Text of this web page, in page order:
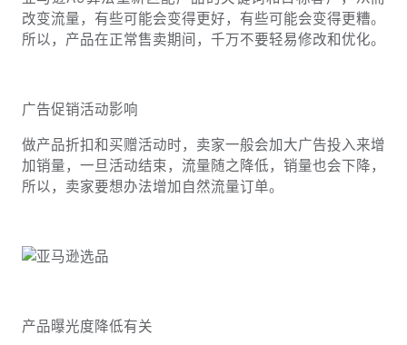
改变流量，有些可能会变得更好，有些可能会变得更糟。
所以，产品在正常售卖期间，千万不要轻易修改和优化。
广告促销活动影响
做产品折扣和买赠活动时，卖家一般会加大广告投入来增
加销量，一旦活动结束，流量随之降低，销量也会下降，
所以，卖家要想办法增加自然流量订单。
产品曝光度降低有关